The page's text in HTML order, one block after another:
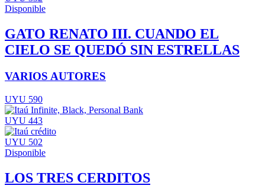
Disponible
GATO RENATO III. CUANDO EL
CIELO SE QUEDÓ SIN ESTRELLAS
VARIOS AUTORES
UYU 590
UYU 443
UYU 502
Disponible
LOS TRES CERDITOS